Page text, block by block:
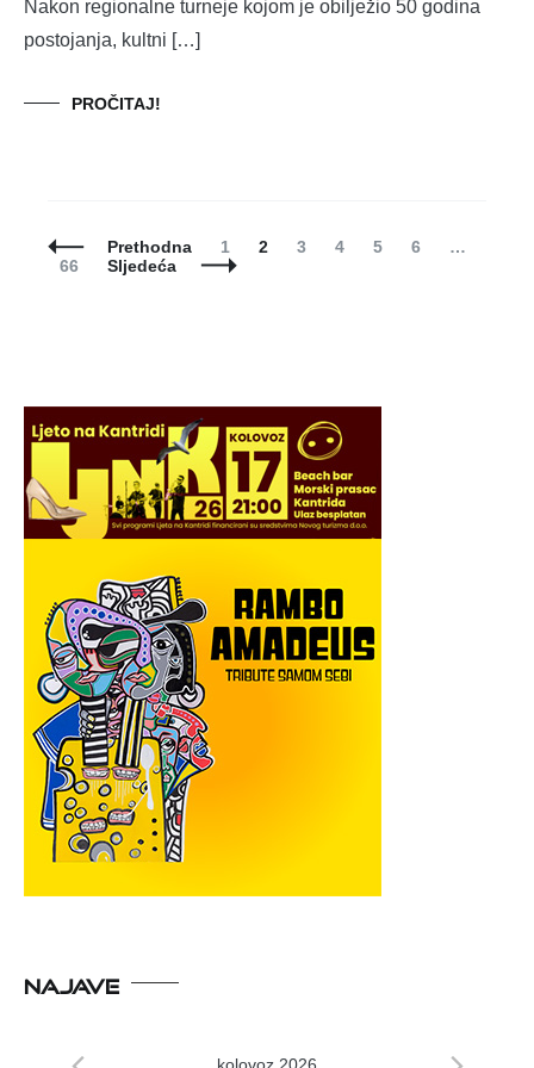
Nakon regionalne turneje kojom je obilježio 50 godina
postojanja, kultni […]
PROČITAJ!
Posts
Navigation
Prethodna Page
1 Page
2 Page
3 Page
4 Page
5 Page
6
…
Page
66 Sljedeća
NAJAVE